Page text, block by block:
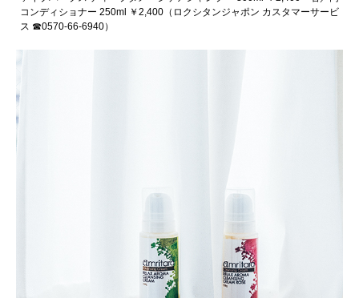
コンディショナー 250ml ￥2,400（ロクシタンジャポン カスタマーサービ
ス ☎︎0570-66-6940）